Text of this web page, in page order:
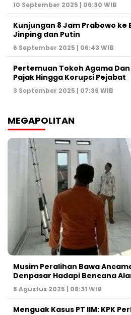
10 September 2025 | 06:30 WIB
Kunjungan 8 Jam Prabowo ke
Jinping dan Putin
6 September 2025 | 06:43 WIB
Pertemuan Tokoh Agama
Pajak Hingga Korupsi Pejabat
3 September 2025 | 07:39 WIB
MEGAPOLITAN
Musim Peralihan Bawa
Denpasar Hadapi Bencana
8 Agustus 2025 | 08:31 WIB
Menguak Kasus PT IIM: KPK